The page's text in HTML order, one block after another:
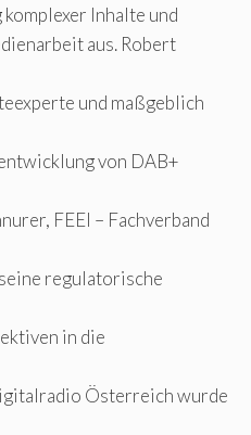
Inhalte und
aus. Robert
und maßgeblich
von DAB+
FEEI – Fachverband
regulatorische
in die
Österreich wurde